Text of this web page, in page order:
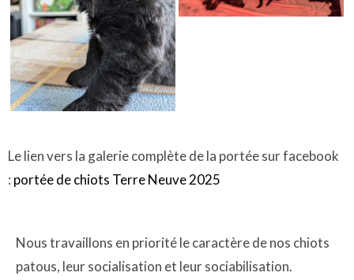
Le lien vers la galerie complète de la portée sur facebook
: portée de chiots Terre Neuve 2025
Nous travaillons en priorité le caractère de nos chiots
patous, leur socialisation et leur sociabilisation.